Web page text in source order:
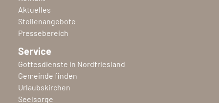
Aktuelles
Stellenangebote
Pressebereich
Service
Gottesdienste in Nordfriesland
Gemeinde finden
Urlaubskirchen
Seelsorge